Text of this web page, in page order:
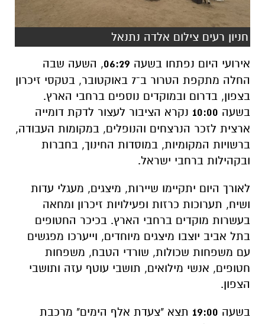
חניון רעים צילום אלדה נתנאל
אירועי היום נפתחו בשעה 06:29, השעה שבה
החלה מתקפת הטרור ב־7 באוקטובר, בטקסי זיכרון
בצפון, בדרום ובמוקדים נוספים ברחבי הארץ.
בשעה 10:00 נקרא הציבור לעצור לדקת דומייה
ארצית לזכר הנרצחים והנופלים, במקומות העבודה,
ברשויות המקומיות, במוסדות החינוך, בחברות
ובקהילות ברחבי ישראל.
לאורך היום יתקיימו שיירות, מיצגים, מעגלי עדות
ושיח, תערוכות כרזות ופעילויות זיכרון ומחאה
בעשרות מוקדים ברחבי הארץ. בכיכר החטופים
בתל אביב יוצבו מיצגים מיוחדים, וייערכו מפגשים
עם משפחות שכולות, שורדי הטבח, משפחות
חטופים, אנשי מילואים, תושבי עוטף עזה ותושבי
הצפון.
בשעה 19:00 תצא "צעדת אלף הימים" מרכבת